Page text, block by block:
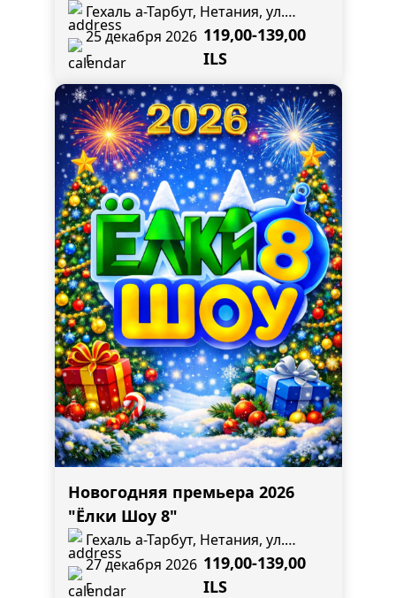
Гехаль а-Тарбут, Нетания, ул.
Разиель, 4
25 декабря 2026
г.
119,00-139,00
ILS
Новогодняя премьера 2026
"Ёлки Шоу 8"
Гехаль а-Тарбут, Нетания, ул.
Разиель, 4
27 декабря 2026
г.
119,00-139,00
ILS